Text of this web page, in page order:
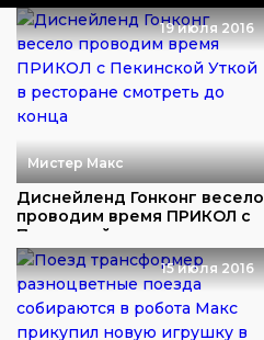
19 июля 2016
Мистер Макс
Диснейленд Гонконг весело
проводим время ПРИКОЛ с
Пекинской ...
15 июля 2016